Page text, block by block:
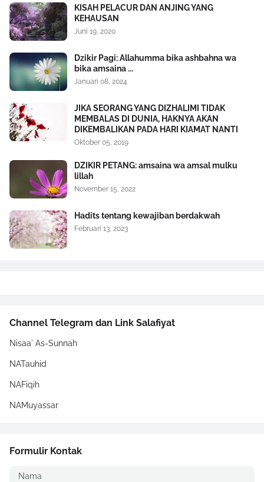
KISAH PELACUR DAN ANJING YANG
KEHAUSAN
Juni 19, 2020
Dzikir Pagi: Allahumma bika ashbahna wa
bika amsaina ...
Januari 08, 2024
JIKA SEORANG YANG DIZHALIMI TIDAK
MEMBALAS DI DUNIA, HAKNYA AKAN
DIKEMBALIKAN PADA HARI KIAMAT NANTI
Oktober 05, 2019
DZIKIR PETANG: amsaina wa amsal mulku
lillah
November 15, 2022
Hadits tentang kewajiban berdakwah
Februari 13, 2023
Channel Telegram dan Link Salafiyat
Nisaa` As-Sunnah
NATauhid
NAFiqih
NAMuyassar
Formulir Kontak